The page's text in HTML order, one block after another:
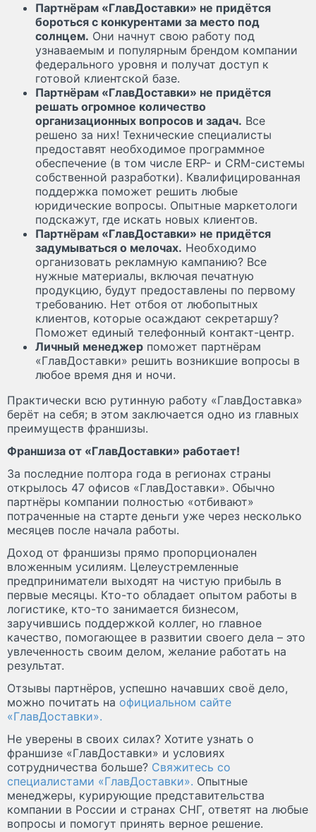
Партнёрам «ГлавДоставки» не придётся
бороться с конкурентами за место под
солнцем. Они начнут свою работу под
узнаваемым и популярным брендом компании
федерального уровня и получат доступ к
готовой клиентской базе.
Партнёрам «ГлавДоставки» не придётся
решать огромное количество
организационных вопросов и задач. Все
решено за них! Технические специалисты
предоставят необходимое программное
обеспечение (в том числе ERP- и CRM-системы
собственной разработки). Квалифицированная
поддержка поможет решить любые
юридические вопросы. Опытные маркетологи
подскажут, где искать новых клиентов.
Партнёрам «ГлавДоставки» не придётся
задумываться о мелочах. Необходимо
организовать рекламную кампанию? Все
нужные материалы, включая печатную
продукцию, будут предоставлены по первому
требованию. Нет отбоя от любопытных
клиентов, которые осаждают секретаршу?
Поможет единый телефонный контакт-центр.
Личный менеджер поможет партнёрам
«ГлавДоставки» решить возникшие вопросы в
любое время дня и ночи.
Практически всю рутинную работу «ГлавДоставка»
берёт на себя; в этом заключается одно из главных
преимуществ франшизы.
Франшиза от «ГлавДоставки» работает!
За последние полтора года в регионах страны
открылось 47 офисов «ГлавДоставки». Обычно
партнёры компании полностью «отбивают»
потраченные на старте деньги уже через несколько
месяцев после начала работы.
Доход от франшизы прямо пропорционален
вложенным усилиям. Целеустремленные
предприниматели выходят на чистую прибыль в
первые месяцы. Кто-то обладает опытом работы в
логистике, кто-то занимается бизнесом,
заручившись поддержкой коллег, но главное
качество, помогающее в развитии своего дела – это
увлеченность своим делом, желание работать на
результат.
Отзывы партнёров, успешно начавших своё дело,
можно почитать на официальном сайте
«ГлавДоставки».
Не уверены в своих силах? Хотите узнать о
франшизе «ГлавДоставки» и условиях
сотрудничества больше? Свяжитесь со
специалистами «ГлавДоставки». Опытные
менеджеры, курирующие представительства
компании в России и странах СНГ, ответят на любые
вопросы и помогут принять верное решение.